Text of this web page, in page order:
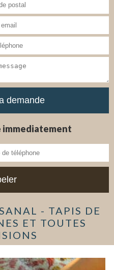
immediatement
- TAPIS DE
ET TOUTES